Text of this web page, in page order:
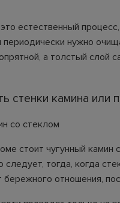
естественный
периодически нужно
а толстый слой
стенки камина или
со стеклом
стоит чугунный
следует, тогда, когда
бережного отношения,